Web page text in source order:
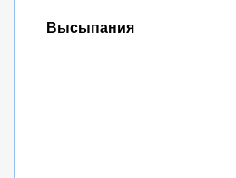
Высыпания